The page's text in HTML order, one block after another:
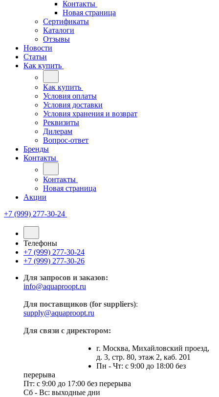
Контакты
Новая страница
Сертификаты
Каталоги
Отзывы
Новости
Статьи
Как купить
Как купить
Условия оплаты
Условия доставки
Условия хранения и возврат
Реквизиты
Дилерам
Вопрос-ответ
Бренды
Контакты
Контакты
Новая страница
Акции
+7 (999) 277-30-24
Телефоны
+7 (999) 277-30-24
+7 (999) 277-30-26
Для запросов и заказов:
info@aquaproopt.ru
Для поставщиков (for suppliers):
supply@aquaproopt.ru
Для связи с директором:
г. Москва, Михайловский проезд,
д. 3, стр. 80, этаж 2, каб. 201
Пн - Чт: с 9:00 до 18:00 без
перерыва
Пт: с 9:00 до 17:00 без перерыва
Сб - Вс: выходные дни